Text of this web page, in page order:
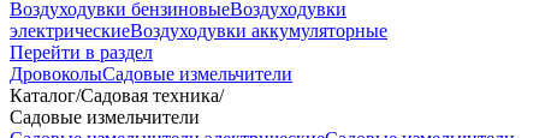
Воздуходувки бензиновыеВоздуходувки
электрическиеВоздуходувки аккумуляторные
Перейти в раздел
ДровоколыСадовые измельчители
Каталог/Садовая техника/
Садовые измельчители